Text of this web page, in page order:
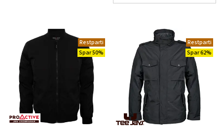
Restparti
Spar 50%
Restparti
Spar 62%